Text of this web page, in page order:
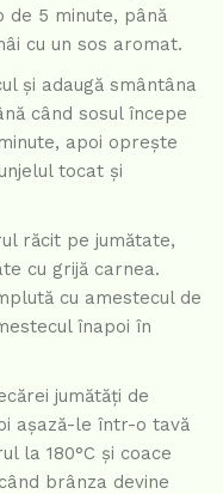
de 5 minute, până
cu un sos aromat.
și adaugă smântâna
când sosul începe
apoi oprește
tocat și
răcit pe jumătate,
cu grijă carnea.
cu amestecul de
înapoi în
jumătăți de
așază-le într-o tavă
la 180°C și coace
brânza devine